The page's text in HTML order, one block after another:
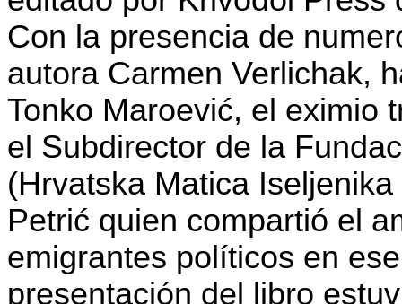
Con la presencia de
autora Carmen Verlichak,
Tonko Maroević, el eximio
el Subdirector de la
(Hrvatska Matica
Petrić quien compartió el
emigrantes políticos en
presentación del libro